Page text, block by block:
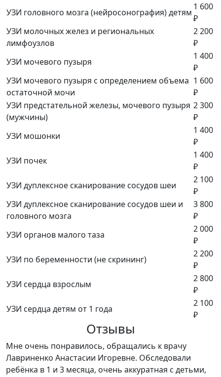
УЗИ головного мозга (нейросонография) детям
1 600
₽
УЗИ молочных желез и региональных
лимфоузлов
2 200
₽
УЗИ мочевого пузыря
1 400
₽
УЗИ мочевого пузыря с определением объема
остаточной мочи
1 600
₽
УЗИ предстательной железы, мочевого пузыря
(мужчины)
2 300
₽
УЗИ мошонки
1 400
₽
УЗИ почек
1 400
₽
УЗИ дуплексное сканирование сосудов шеи
2 100
₽
УЗИ дуплексное сканирование сосудов шеи и
головного мозга
3 800
₽
УЗИ органов малого таза
2 000
₽
УЗИ по беременности (не скрининг)
2 200
₽
УЗИ сердца взрослым
2 800
₽
УЗИ сердца детям от 1 года
2 100
₽
Отзывы
Мне очень понравилось, обращались к врачу
Лавриненко Анастасии Игоревне. Обследовали
ребёнка в 1 и 3 месяца, очень аккуратная с детьми,